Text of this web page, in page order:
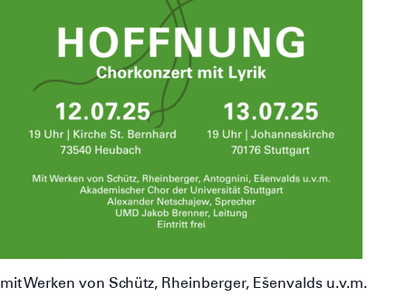
mit Werken von Schütz, Rheinberger, Ešenvalds u.v.m.